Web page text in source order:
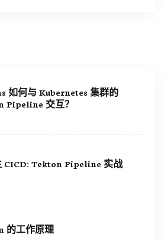
如何与 Kubernetes 集群的
Pipeline 交互？
CICD: Tekton Pipeline 实战
的工作原理